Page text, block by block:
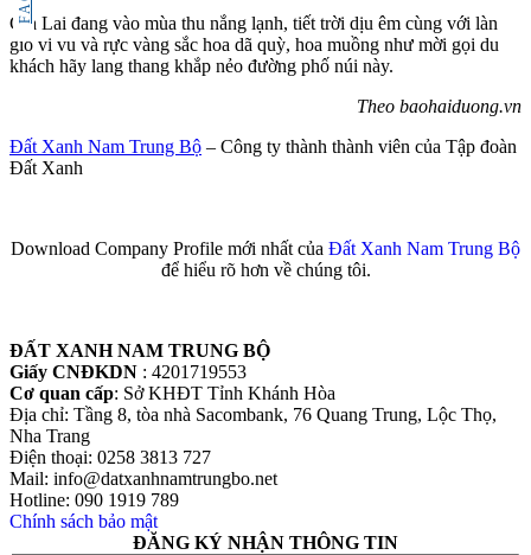
Gia Lai đang vào mùa thu nắng lạnh, tiết trời dịu êm cùng với làn
gió vi vu và rực vàng sắc hoa dã quỳ, hoa muồng như mời gọi du
khách hãy lang thang khắp nẻo đường phố núi này.
Theo baohaiduong.vn
Đất Xanh Nam Trung Bộ – Công ty thành thành viên của Tập đoàn
Đất Xanh
Download Company Profile mới nhất của Đất Xanh Nam Trung Bộ
để hiểu rõ hơn về chúng tôi.
ĐẤT XANH NAM TRUNG BỘ
Giấy CNĐKDN : 4201719553
Cơ quan cấp: Sở KHĐT Tỉnh Khánh Hòa
Địa chỉ: Tầng 8, tòa nhà Sacombank, 76 Quang Trung, Lộc Thọ,
Nha Trang
Điện thoại: 0258 3813 727
Mail: info@datxanhnamtrungbo.net
Hotline: 090 1919 789
Chính sách bảo mật
ĐĂNG KÝ NHẬN THÔNG TIN